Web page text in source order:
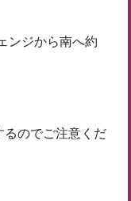
ンジから南へ約
るのでご注意くだ